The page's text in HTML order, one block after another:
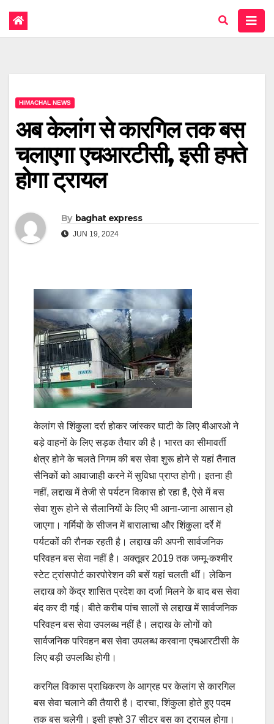
HIMACHAL NEWS
अब केलांग से कारगिल तक बस
चलाएगा एचआरटीसी, इसी हफ्ते
होगा ट्रायल
By baghat express
JUN 19, 2024
केलांग से शिंकुला दर्रा होकर जांस्कर घाटी के लिए बीआरओ ने
बड़े वाहनों के लिए सड़क तैयार की है। भारत का सीमावर्ती
क्षेत्र होने के चलते निगम की बस सेवा शुरू होने से यहां तैनात
सैनिकों को आवाजाही करने में सुविधा प्राप्त होगी। इतना ही
नहीं, लद्दाख में तेजी से पर्यटन विकास हो रहा है, ऐसे में बस
सेवा शुरू होने से सैलानियों के लिए भी आना-जाना आसान हो
जाएगा। गर्मियों के सीजन में बारालाचा और शिंकुला दर्रे में
पर्यटकों की रौनक रहती है। लद्दाख की अपनी सार्वजनिक
परिवहन बस सेवा नहीं है। अक्तूबर 2019 तक जम्मू-कश्मीर
स्टेट ट्रांसपोर्ट कारपोरेशन की बसें यहां चलती थीं। लेकिन
लद्दाख को केंद्र शासित प्रदेश का दर्जा मिलने के बाद बस सेवा
बंद कर दी गई। बीते करीब पांच सालों से लद्दाख में सार्वजनिक
परिवहन बस सेवा उपलब्ध नहीं है। लद्दाख के लोगों को
सार्वजनिक परिवहन बस सेवा उपलब्ध करवाना एचआरटीसी के
लिए बड़ी उपलब्धि होगी।
करगिल विकास प्राधिकरण के आग्रह पर केलांग से कारगिल
बस सेवा चलाने की तैयारी है। दारचा, शिंकुला होते हुए पदम
तक बस चलेगी। इसी हफ्ते 37 सीटर बस का ट्रायल होगा।